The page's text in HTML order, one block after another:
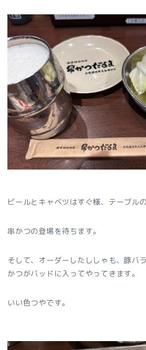
ビールとキャベツはすぐ様、テーブル
串かつの登場を待ちます。
そして、オーダーしたししゃも、豚バ
かつがバッドに入ってやってきます。
いい色つやです。